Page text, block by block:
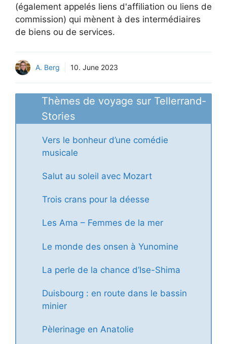
(également appelés liens d'affiliation ou liens de
commission) qui mènent à des intermédiaires
de biens ou de services.
A. Berg 10. June 2023
Thèmes de voyage sur Tellerrand-
Stories
Vers le bonheur d’une comédie
musicale
Salut au soleil avec Mozart
Trois crans pour la déesse
Les Ama – Femmes de la mer
Le monde des onsen à Yunomine
La perle de la chance d’Ise-Shima
Duisbourg : en route dans le bassin
minier
Pèlerinage en Anatolie